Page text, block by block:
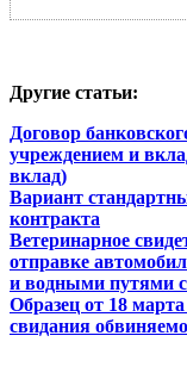
Другие статьи:
Договор
учреждением и
вклад)
Вариант
контракта
Ветеринарное
отправке
и водными путями
Образец от 18
свидания